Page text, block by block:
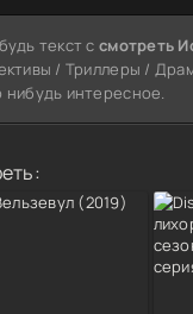
текст ссмотреть
/ Триллеры /
нибудь интересное.